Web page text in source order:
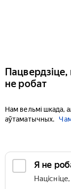
не робат
Нам вельмі шкада,
аўтаматычных.
Я не